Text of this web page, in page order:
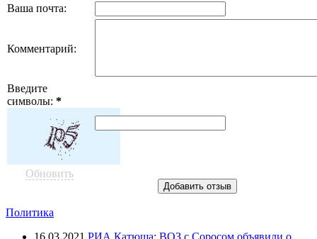
Ваша почта:
Комментарий:
Введите
символы: *
Обновить
Политика
16.03.2021 РИА Катюша: ВОЗ с Соросом объявили о